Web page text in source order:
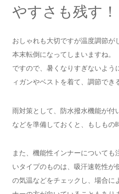
やすさも残す！
おしゃれも大切ですが温度調節が
本末転倒になってしまいますね。
ですので、暑くなりすぎないよう
ィガンやベストを着て、調節でき
雨対策として、防水撥水機能が付
などを準備しておくと、もしもの
また、機能性インナーについても
いタイプのものは、吸汗速乾性が
の気温などをチェックし、場合に